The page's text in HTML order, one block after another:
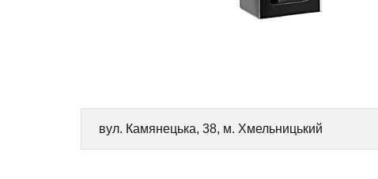
вул. Камянецька, 38, м. Хмельницький